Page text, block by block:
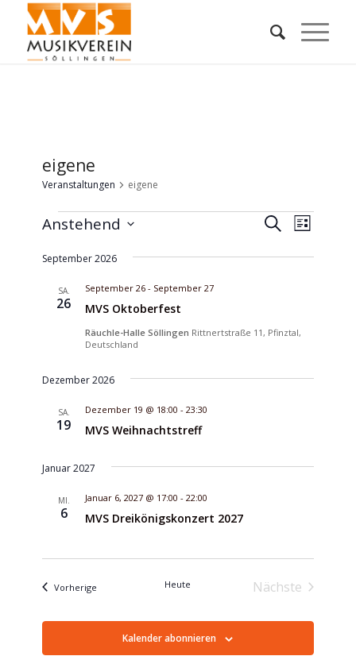
eigene
Veranstaltungen eigene
Veranstaltungen Suche
Liste
Anstehend
wählen.
September 2026
SA.
26 MVS Oktoberfest
September 26 - September 27
Räuchle-Halle Söllingen Rittnertstraße 11, Pfinztal,
Deutschland
Dezember 2026
SA.
19 MVS Weihnachtstreff
Dezember 19 @ 18:00 -23:30
Januar 2027
MI.
6 MVS Dreikönigskonzert 2027
Januar 6, 2027 @ 17:00 -22:00
Vorherige VeranstaltungenHeute
Nächste
Kalender abonnieren